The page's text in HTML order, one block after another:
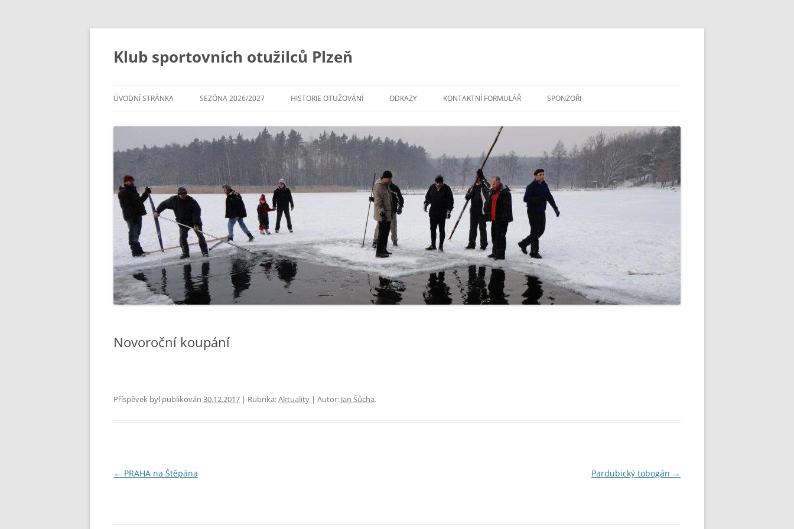
Přejít
obsahu
webu
Klub sportovních otužilců Plzeň
ÚVODNÍ STRÁNKA SEZÓNA 2026/2027 HISTORIE OTUŽOVÁNÍ ODKAZY KONTAKTNÍ FORMULÁŘ SPONZOŘI
Novoroční koupání
Příspěvek byl publikován 30.12.2017 | Rubrika:Aktuality | Autor: Jan Šůcha.
Navigace
← PRAHA na Štěpána Pardubický tobogán →